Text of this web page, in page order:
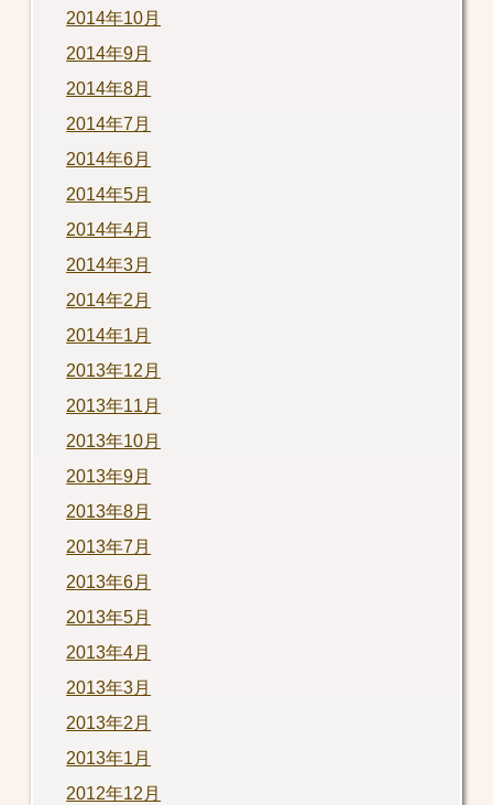
2014年10月
2014年9月
2014年8月
2014年7月
2014年6月
2014年5月
2014年4月
2014年3月
2014年2月
2014年1月
2013年12月
2013年11月
2013年10月
2013年9月
2013年8月
2013年7月
2013年6月
2013年5月
2013年4月
2013年3月
2013年2月
2013年1月
2012年12月